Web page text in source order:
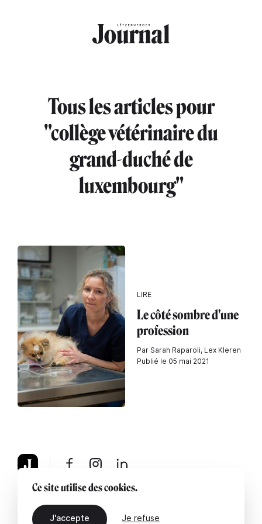
Tous les articles pour
"collège vétérinaire du
grand-duché de
luxembourg"
LIRE
Le côté sombre d'une
profession
Par Sarah Raparoli, Lex Kleren
Publié le 05 mai 2021
À propos Mentions légales Contactez-nous
Ce site utilise des cookies.
J'accepte Je refuse